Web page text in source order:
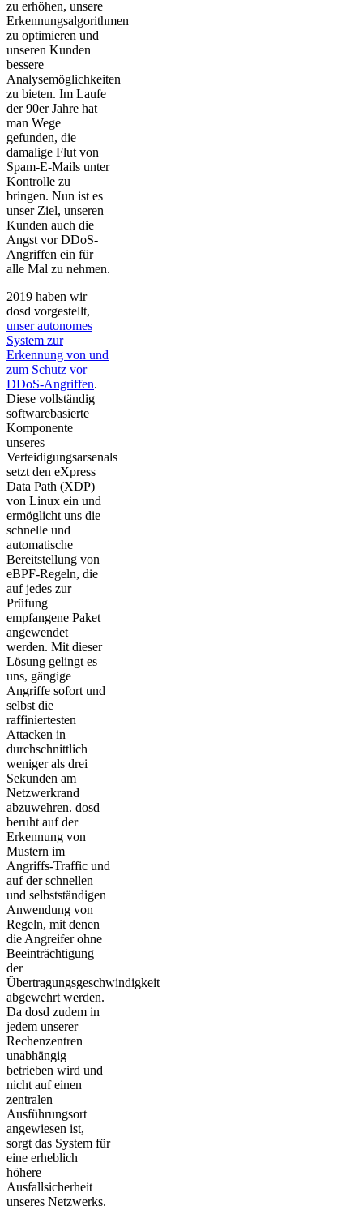
zu erhöhen, unsere
Erkennungsalgorithmen
zu optimieren und
unseren Kunden
bessere
Analysemöglichkeiten
zu bieten. Im Laufe
der 90er Jahre hat
man Wege
gefunden, die
damalige Flut von
Spam-E-Mails unter
Kontrolle zu
bringen. Nun ist es
unser Ziel, unseren
Kunden auch die
Angst vor DDoS-
Angriffen ein für
alle Mal zu nehmen.
2019 haben wir
dosd vorgestellt,
unser autonomes
System zur
Erkennung von und
zum Schutz vor
DDoS-Angriffen.
Diese vollständig
softwarebasierte
Komponente
unseres
Verteidigungsarsenals
setzt den eXpress
Data Path (XDP)
von Linux ein und
ermöglicht uns die
schnelle und
automatische
Bereitstellung von
eBPF-Regeln, die
auf jedes zur
Prüfung
empfangene Paket
angewendet
werden. Mit dieser
Lösung gelingt es
uns, gängige
Angriffe sofort und
selbst die
raffiniertesten
Attacken in
durchschnittlich
weniger als drei
Sekunden am
Netzwerkrand
abzuwehren. dosd
beruht auf der
Erkennung von
Mustern im
Angriffs-Traffic und
auf der schnellen
und selbstständigen
Anwendung von
Regeln, mit denen
die Angreifer ohne
Beeinträchtigung
der
Übertragungsgeschwindigkeit
abgewehrt werden.
Da dosd zudem in
jedem unserer
Rechenzentren
unabhängig
betrieben wird und
nicht auf einen
zentralen
Ausführungsort
angewiesen ist,
sorgt das System für
eine erheblich
höhere
Ausfallsicherheit
unseres Netzwerks.